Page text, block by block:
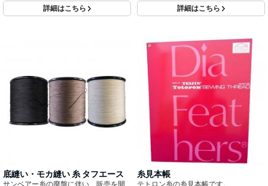
詳細はこちら
詳細はこちら
底縫い・モカ縫い 糸 タフエース
サンベアー糸の廃盤に伴い、販売を開
糸見本帳
テトロン糸の糸見本帳です。